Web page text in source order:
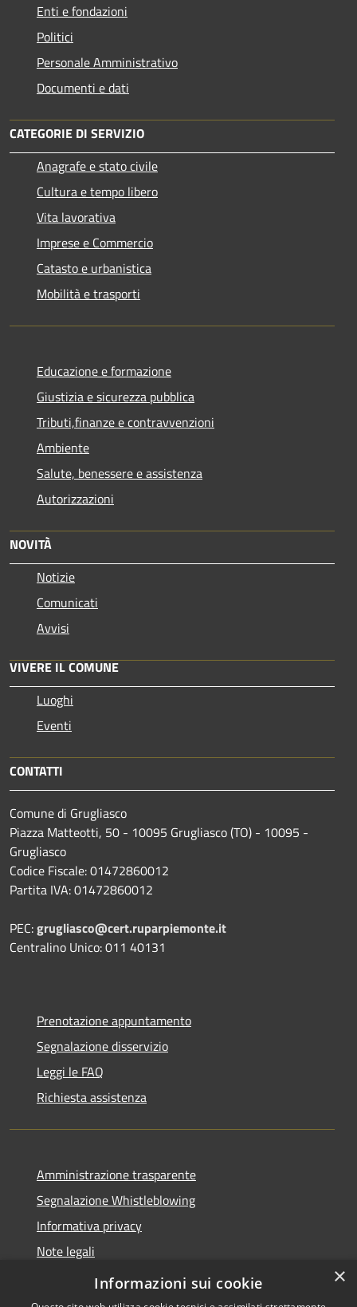
Enti e fondazioni
Politici
Personale Amministrativo
Documenti e dati
CATEGORIE DI SERVIZIO
Anagrafe e stato civile
Cultura e tempo libero
Vita lavorativa
Imprese e Commercio
Catasto e urbanistica
Mobilità e trasporti
Educazione e formazione
Giustizia e sicurezza pubblica
Tributi,finanze e contravvenzioni
Ambiente
Salute, benessere e assistenza
Autorizzazioni
NOVITÀ
Notizie
Comunicati
Avvisi
VIVERE IL COMUNE
Luoghi
Eventi
CONTATTI
Comune di Grugliasco
Piazza Matteotti, 50 - 10095 Grugliasco (TO) - 10095 -
Grugliasco
Codice Fiscale: 01472860012
Partita IVA: 01472860012
PEC:grugliasco@cert.ruparpiemonte.it
Centralino Unico: 011 40131
Prenotazione appuntamento
Segnalazione disservizio
Leggi le FAQ
Richiesta assistenza
Amministrazione trasparente
Segnalazione Whistleblowing
Informativa privacy
Note legali
Dichiarazione di accessibilità
×
Informazioni sui cookie